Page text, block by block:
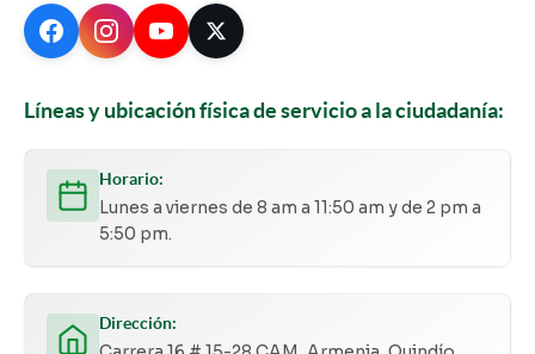
Líneas y ubicación física de servicio a la ciudadanía:
Horario:
Lunes a viernes de 8 am a 11:50 am y de 2 pm a
5:50 pm.
Dirección: